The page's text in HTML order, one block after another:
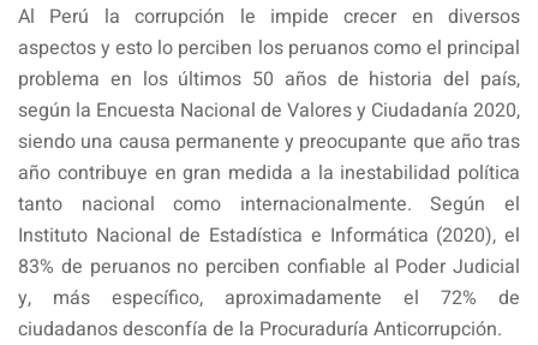
Al Perú la corrupción le impide crecer en diversos
aspectos y esto lo perciben los peruanos como el principal
problema en los últimos 50 años de historia del país,
según la Encuesta Nacional de Valores y Ciudadanía 2020,
siendo una causa permanente y preocupante que año tras
año contribuye en gran medida a la inestabilidad política
tanto nacional como internacionalmente. Según el
Instituto Nacional de Estadística e Informática (2020), el
83% de peruanos no perciben confiable al Poder Judicial
y, más específico, aproximadamente el 72% de
ciudadanos desconfía de la Procuraduría Anticorrupción.